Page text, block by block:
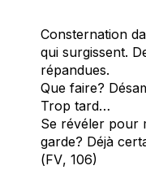
Consternation
qui surgissent.
répandues.
Que faire?
Trop tard…
Se révéler pour
garde? Déjà
(FV, 106)